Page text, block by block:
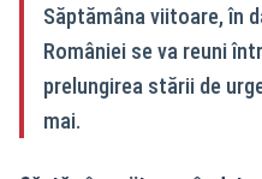
Săptămâna viitoare, în
României se va reuni
prelungirea stării de
mai.